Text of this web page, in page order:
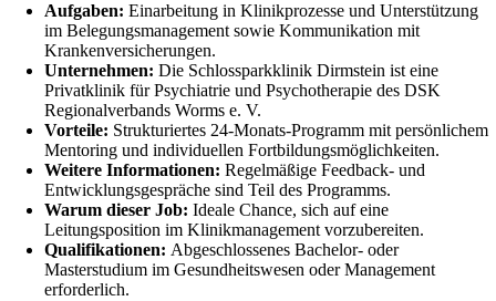
Aufgaben: Einarbeitung in Klinikprozesse und Unterstützung
im Belegungsmanagement sowie Kommunikation mit
Krankenversicherungen.
Unternehmen: Die Schlossparkklinik Dirmstein ist eine
Privatklinik für Psychiatrie und Psychotherapie des DSK
Regionalverbands Worms e. V.
Vorteile: Strukturiertes 24-Monats-Programm mit persönlichem
Mentoring und individuellen Fortbildungsmöglichkeiten.
Weitere Informationen: Regelmäßige Feedback- und
Entwicklungsgespräche sind Teil des Programms.
Warum dieser Job: Ideale Chance, sich auf eine
Leitungsposition im Klinikmanagement vorzubereiten.
Qualifikationen: Abgeschlossenes Bachelor- oder
Masterstudium im Gesundheitswesen oder Management
erforderlich.